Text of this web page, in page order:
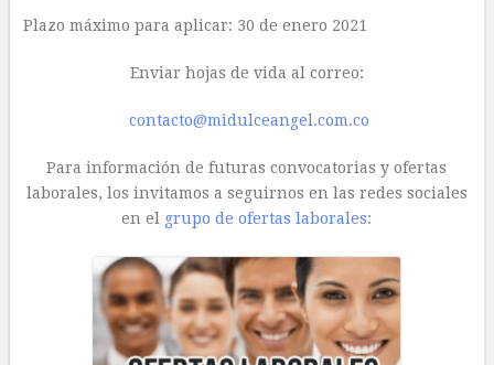
Plazo máximo para aplicar: 30 de enero 2021
Enviar hojas de vida al correo:
contacto@midulceangel.com.co
Para información de futuras convocatorias y ofertas
laborales, los invitamos a seguirnos en las redes sociales
en el grupo de ofertas laborales: